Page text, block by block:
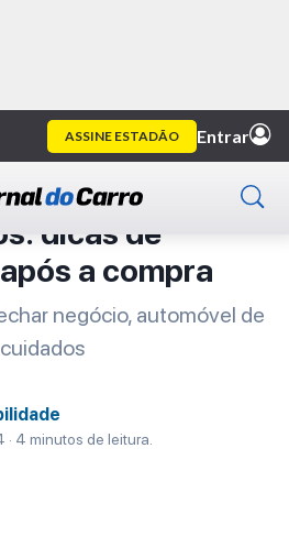
dicas de
a compra
negócio, automóvel de
4 minutos de leitura.